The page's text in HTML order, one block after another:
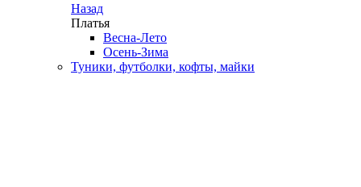
Назад
Платья
Весна-Лето
Осень-Зима
Туники, футболки, кофты, майки